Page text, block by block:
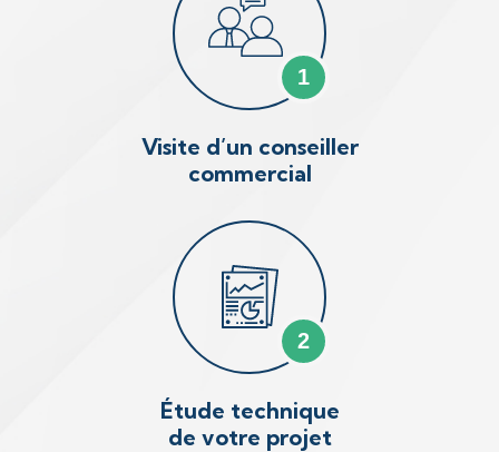
1
Visite d’un conseiller
commercial
2
Étude technique
de votre projet